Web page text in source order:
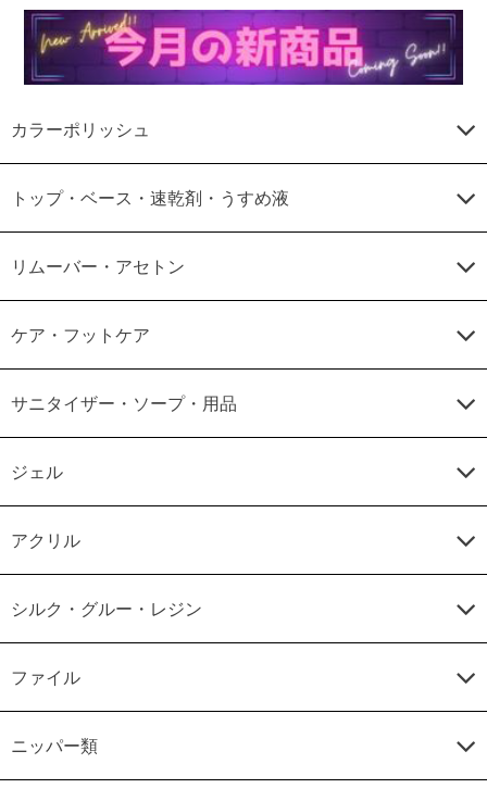
カラーポリッシュ
トップ・ベース・速乾剤・うすめ液
リムーバー・アセトン
ケア・フットケア
サニタイザー・ソープ・用品
ジェル
アクリル
シルク・グルー・レジン
ファイル
ニッパー類